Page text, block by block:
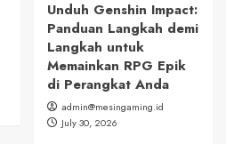
Unduh Genshin Impact:
Panduan Langkah demi
Langkah untuk
Memainkan RPG Epik
di Perangkat Anda
admin@mesingaming.id
July 30, 2026